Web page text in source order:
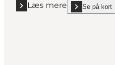
Læs mere
Læs mere Se på kort
show